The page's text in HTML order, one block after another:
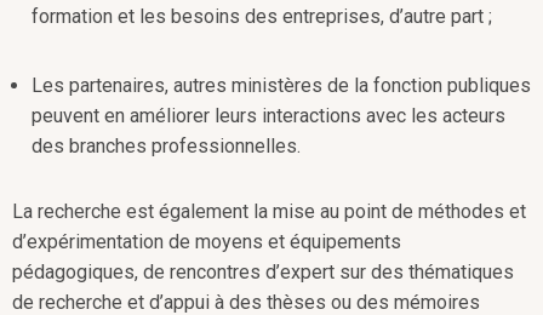
formation et les besoins des entreprises, d’autre part ;
Les partenaires, autres ministères de la fonction publiques
peuvent en améliorer leurs interactions avec les acteurs
des branches professionnelles.
La recherche est également la mise au point de méthodes et
d’expérimentation de moyens et équipements
pédagogiques, de rencontres d’expert sur des thématiques
de recherche et d’appui à des thèses ou des mémoires